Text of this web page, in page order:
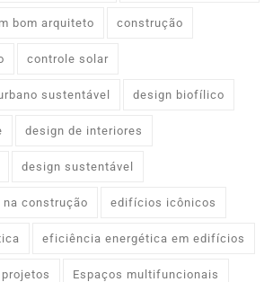
bom arquiteto construção
controle solar
sustentável design biofílico
design de interiores
design sustentável
construção edifícios icônicos
eficiência energética em edifícios
Espaços multifuncionais